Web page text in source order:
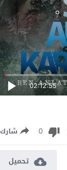
02:12:55
0 شارك
تحميل